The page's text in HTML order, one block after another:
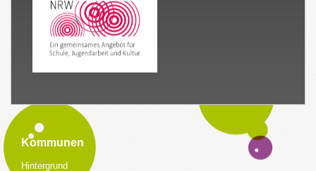
Kommunen
Hintergrund